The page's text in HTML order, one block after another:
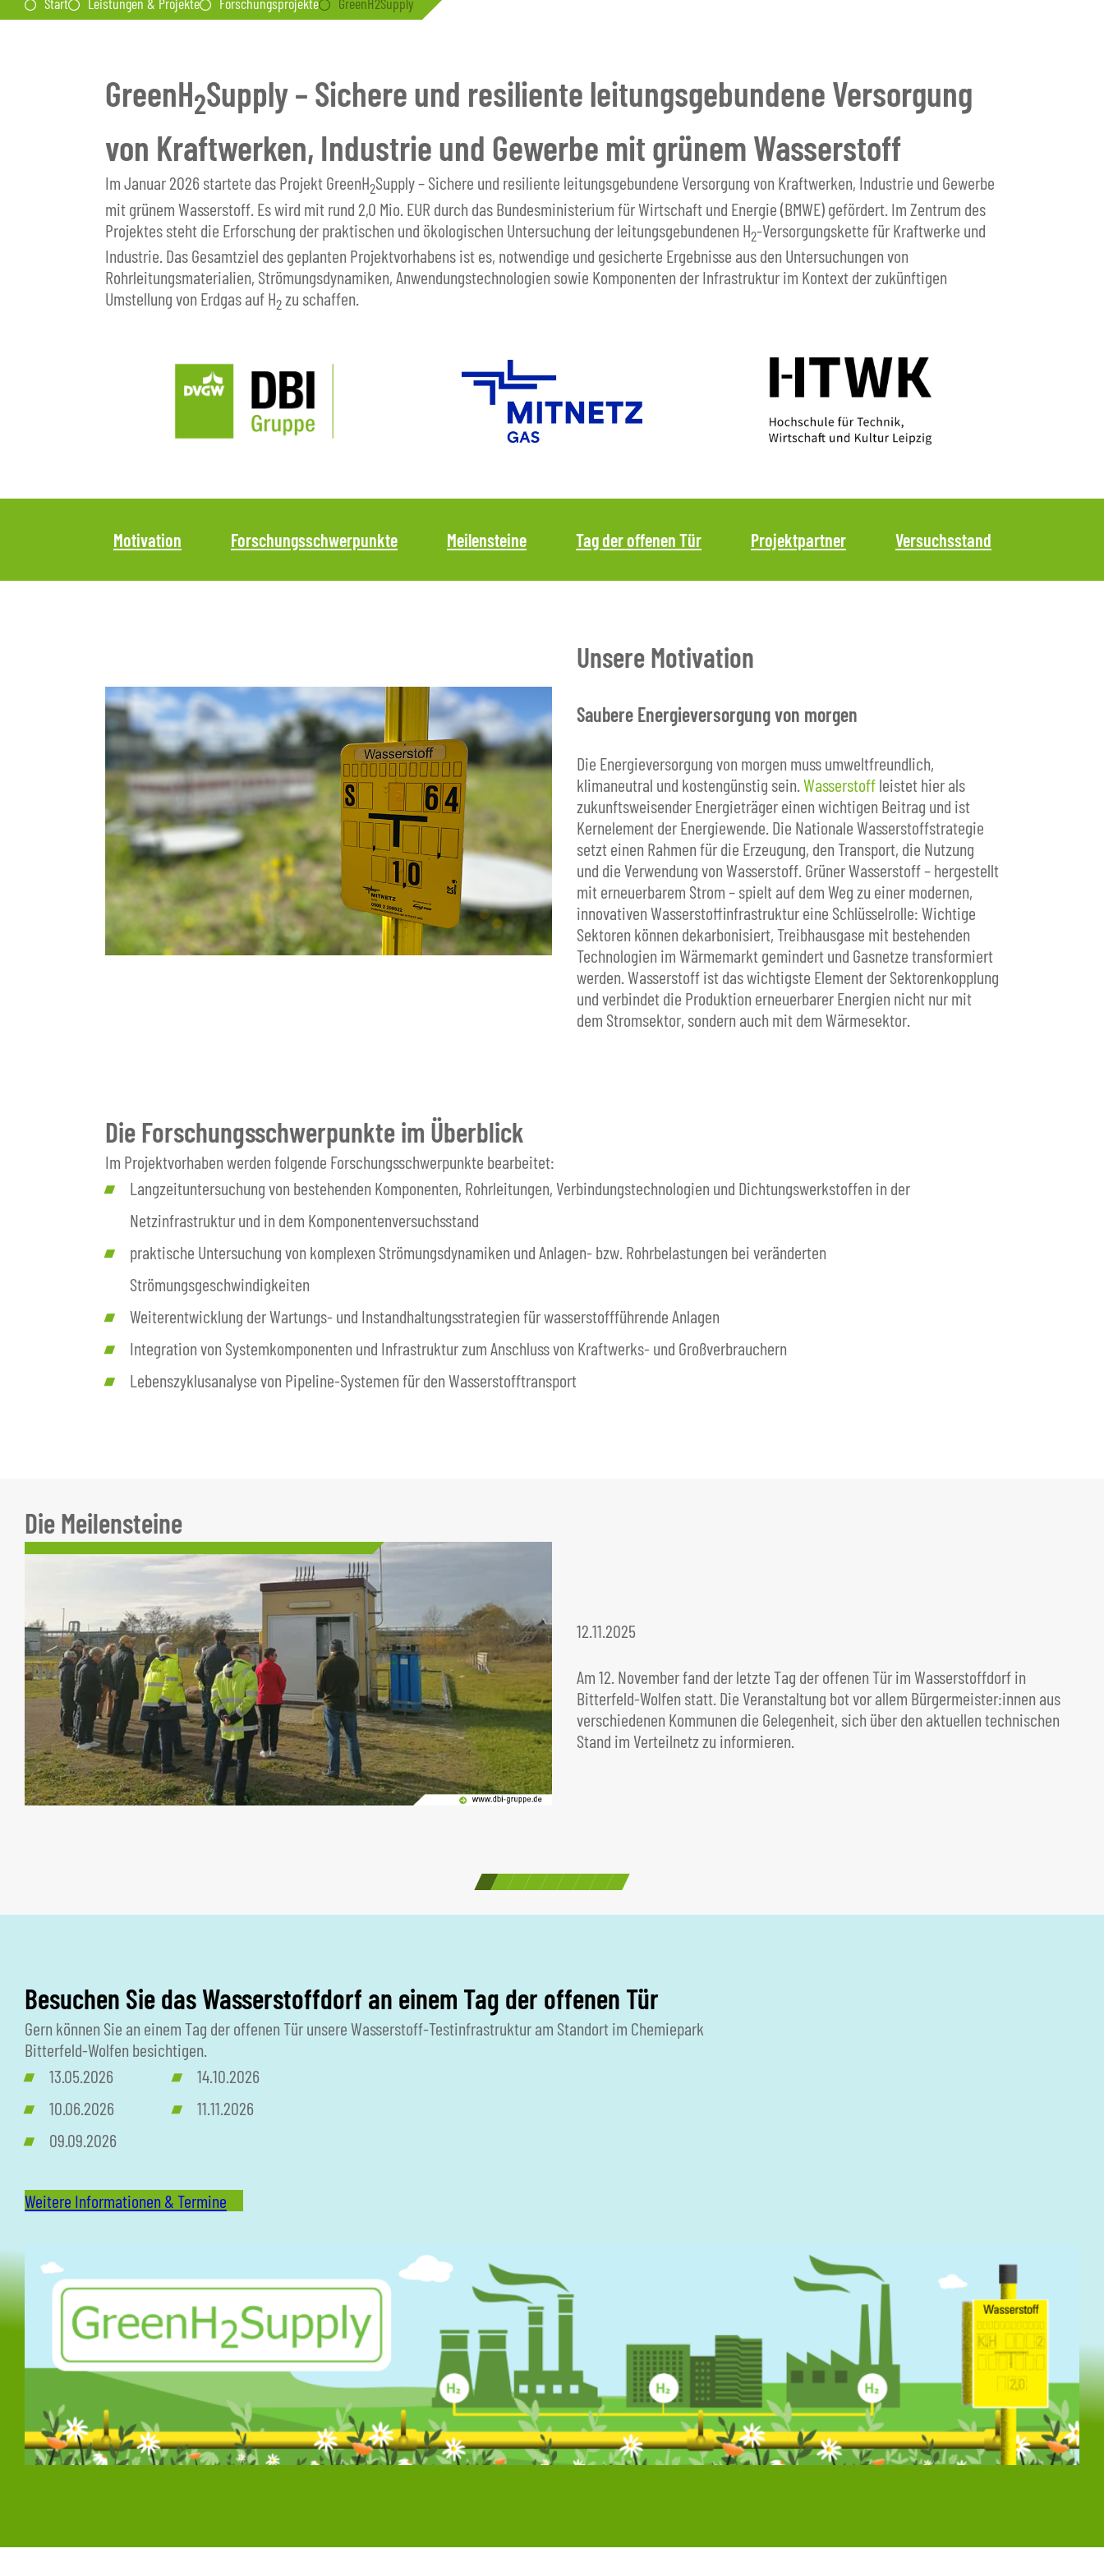
GreenH2Supply – Sichere und resiliente leitungsgebundene Versorgung
von Kraftwerken, Industrie und Gewerbe mit grünem Wasserstoff
Im Januar 2026 startete das Projekt GreenH2Supply – Sichere und resiliente leitungsgebundene Versorgung von Kraftwerken, Industrie und Gewerbe
mit grünem Wasserstoff. Es wird mit rund 2,0 Mio. EUR durch das Bundesministerium für Wirtschaft und Energie (BMWE) gefördert. Im Zentrum des
Projektes steht die Erforschung der praktischen und ökologischen Untersuchung der leitungsgebundenen H2-Versorgungskette für Kraftwerke und
Industrie. Das Gesamtziel des geplanten Projektvorhabens ist es, notwendige und gesicherte Ergebnisse aus den Untersuchungen von
Rohrleitungsmaterialien, Strömungsdynamiken, Anwendungstechnologien sowie Komponenten der Infrastruktur im Kontext der zukünftigen
Umstellung von Erdgas auf H2zu schaffen.
Motivation Forschungsschwerpunkte Meilensteine Tag der offenen Tür Projektpartner Versuchsstand
Unsere Motivation
Saubere Energieversorgung von morgen
Die Energieversorgung von morgen muss umweltfreundlich,
klimaneutral und kostengünstig sein. Wasserstoffleistet hier als
zukunftsweisender Energieträger einen wichtigen Beitrag und ist
Kernelement der Energiewende. Die Nationale Wasserstoffstrategie
setzt einen Rahmen für die Erzeugung, den Transport, die Nutzung
und die Verwendung von Wasserstoff. Grüner Wasserstoff – hergestellt
mit erneuerbarem Strom – spielt auf dem Weg zu einer modernen,
innovativen Wasserstoffinfrastruktur eine Schlüsselrolle: Wichtige
Sektoren können dekarbonisiert, Treibhausgase mit bestehenden
Technologien im Wärmemarkt gemindert und Gasnetze transformiert
werden. Wasserstoff ist das wichtigste Element der Sektorenkopplung
und verbindet die Produktion erneuerbarer Energien nicht nur mit
dem Stromsektor, sondern auch mit dem Wärmesektor.
Die Forschungsschwerpunkte im Überblick
Im Projektvorhaben werden folgende Forschungsschwerpunkte bearbeitet:
Langzeituntersuchung von bestehenden Komponenten, Rohrleitungen, Verbindungstechnologien und Dichtungswerkstoffen in der
Netzinfrastruktur und in dem Komponentenversuchsstand
praktische Untersuchung von komplexen Strömungsdynamiken und Anlagen- bzw. Rohrbelastungen bei veränderten
Strömungsgeschwindigkeiten
Weiterentwicklung der Wartungs- und Instandhaltungsstrategien für wasserstoffführende Anlagen
Integration von Systemkomponenten und Infrastruktur zum Anschluss von Kraftwerks- und Großverbrauchern
Lebenszyklusanalyse von Pipeline-Systemen für den Wasserstofftransport
Die Meilensteine
12.11.2025
Am 12. November fand der letzte Tag der offenen Tür im Wasserstoffdorf in
Bitterfeld-Wolfen statt. Die Veranstaltung bot vor allem Bürgermeister:innen aus
verschiedenen Kommunen die Gelegenheit, sich über den aktuellen technischen
Stand im Verteilnetz zu informieren.
Besuchen Sie das Wasserstoffdorf an einem Tag der offenen Tür
Gern können Sie an einem Tag der offenen Tür unsere Wasserstoff-Testinfrastruktur am Standort im Chemiepark
Bitterfeld-Wolfen besichtigen.
13.05.2026
10.06.2026
09.09.2026
14.10.2026
11.11.2026
Weitere Informationen & Termine